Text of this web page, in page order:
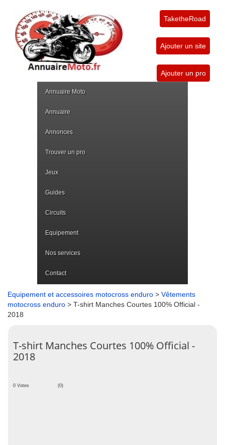
TaketheRoad
Ajouter un site
Ajouter un pro
Annuaire Moto
Annuaire
Annonces
Trouver un pro
Jeux
Guides
Circuits
Equipement
Nos services
Contact
Equipement et accessoires motocross enduro > Vêtements
motocross enduro > T-shirt Manches Courtes 100% Official -
2018
T-shirt Manches Courtes 100% Official -
2018
0 Votes (0)